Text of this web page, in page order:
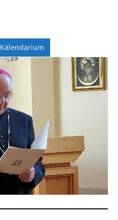
Kalendarium